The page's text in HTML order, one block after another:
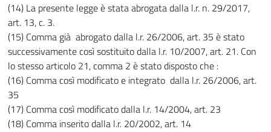
(14) La presente legge è stata abrogata dalla l.r. n. 29/2017,
art. 13, c. 3.
(15) Comma già abrogato dalla l.r. 26/2006, art. 35 è stato
successivamente così sostituito dalla l.r. 10/2007, art. 21. Con
lo stesso articolo 21, comma 2 è stato disposto che :
(16) Comma così modificato e integrato dalla l.r. 26/2006, art.
35
(17) Comma così modificato dalla l.r. 14/2004, art. 23
(18) Comma inserito dalla l.r. 20/2002, art. 14